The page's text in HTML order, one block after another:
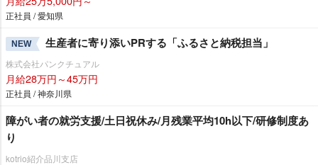
正社員 / 愛知県
NEW 生産者に寄り添いPRする「ふるさと納税担当」
株式会社パンクチュアル
月給28万円～45万円
正社員 / 神奈川県
障がい者の就労支援/土日祝休み/月残業平均10h以下/研修制度あ
り
kotrio紹介品川支店